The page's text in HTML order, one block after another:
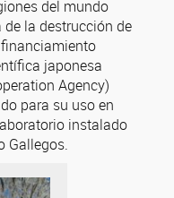
del mundo
la destrucción de
japonesa
Agency)
para su uso en
instalado
Gallegos.